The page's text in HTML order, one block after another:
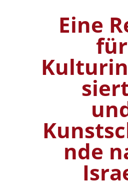
Eine
für
nde